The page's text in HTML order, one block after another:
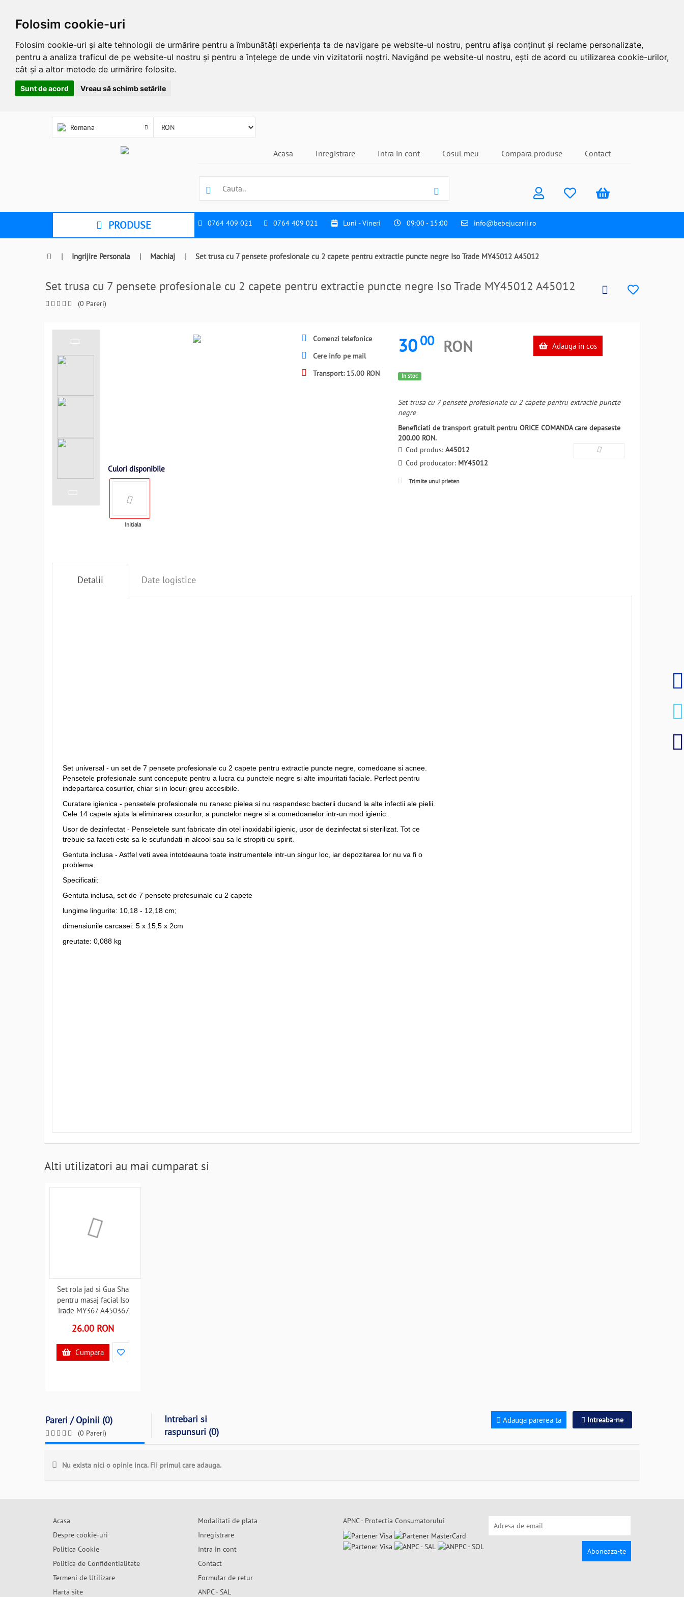
Folosim cookie-uri
Folosim cookie-uri și alte tehnologii de urmărire pentru a îmbunătăți experiența ta de navigare pe website-ul nostru, pentru afișa conținut și reclame personalizate,
pentru a analiza traficul de pe website-ul nostru și pentru a înțelege de unde vin vizitatorii noștri. Navigând pe website-ul nostru, ești de acord cu utilizarea cookie-urilor,
cât și a altor metode de urmărire folosite.
Sunt de acord Vreau să schimb setările
Romana
Acasa Inregistrare Intra in cont Cosul meu Compara produse Contact
PRODUSE 0764 409 021 0764 409 021 Luni - Vineri 09:00 - 15:00 info@bebejucarii.ro
| Ingrijire Personala | Machiaj | Set trusa cu 7 pensete profesionale cu 2 capete pentru extractie puncte negre Iso Trade MY45012 A45012
Set trusa cu 7 pensete profesionale cu 2 capete pentru extractie puncte negre Iso Trade MY45012 A45012
(0 Pareri)
Culori disponibile
Initiala
Comenzi telefonice
Cere info pe mail
Transport: 15.00 RON
3000 RON Adauga in cos
In stoc
Set trusa cu 7 pensete profesionale cu 2 capete pentru extractie puncte
negre
Beneficiati de transport gratuit pentru ORICE COMANDA care depaseste
200.00 RON.
Cod produs: A45012
Cod producator: MY45012
Trimite unui prieten
Detalii Date logistice
Set universal - un set de 7 pensete profesionale cu 2 capete pentru extractie puncte negre, comedoane si acnee.
Pensetele profesionale sunt concepute pentru a lucra cu punctele negre si alte impuritati faciale. Perfect pentru
indepartarea cosurilor, chiar si in locuri greu accesibile.
Curatare igienica - pensetele profesionale nu ranesc pielea si nu raspandesc bacterii ducand la alte infectii ale pielii.
Cele 14 capete ajuta la eliminarea cosurilor, a punctelor negre si a comedoanelor intr-un mod igienic.
Usor de dezinfectat - Penseletele sunt fabricate din otel inoxidabil igienic, usor de dezinfectat si sterilizat. Tot ce
trebuie sa faceti este sa le scufundati in alcool sau sa le stropiti cu spirit.
Gentuta inclusa - Astfel veti avea intotdeauna toate instrumentele intr-un singur loc, iar depozitarea lor nu va fi o
problema.
Specificatii:
Gentuta inclusa, set de 7 pensete profesuinale cu 2 capete
lungime lingurite: 10,18 - 12,18 cm;
dimensiunile carcasei: 5 x 15,5 x 2cm
greutate: 0,088 kg
Alti utilizatori au mai cumparat si
Set rola jad si Gua Sha
pentru masaj facial Iso
Trade MY367 A450367
26.00 RON
Cumpara
Pareri / Opinii (0)
(0 Pareri)
Intrebari si
raspunsuri (0)
Adauga parerea ta Intreaba-ne
Nu exista nici o opinie inca. Fii primul care adauga.
Acasa
Despre cookie-uri
Politica Cookie
Politica de Confidentialitate
Termeni de Utilizare
Harta site
Modalitati de plata
Inregistrare
Intra in cont
Contact
Formular de retur
ANPC - SAL
APNC - Protectia Consumatorului
Aboneaza-te